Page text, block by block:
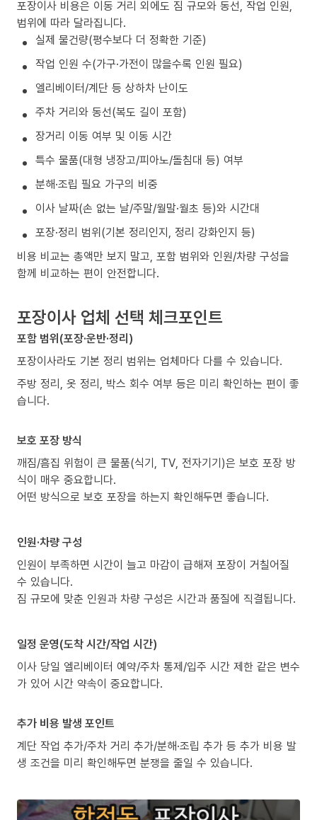
포장이사 비용은 이동 거리 외에도 짐 규모와 동선, 작업 인원,
범위에 따라 달라집니다.
실제 물건량(평수보다 더 정확한 기준)
작업 인원 수(가구·가전이 많을수록 인원 필요)
엘리베이터/계단 등 상하차 난이도
주차 거리와 동선(복도 길이 포함)
장거리 이동 여부 및 이동 시간
특수 물품(대형 냉장고/피아노/돌침대 등) 여부
분해·조립 필요 가구의 비중
이사 날짜(손 없는 날/주말/월말·월초 등)와 시간대
포장·정리 범위(기본 정리인지, 정리 강화인지 등)
비용 비교는 총액만 보지 말고, 포함 범위와 인원/차량 구성을
함께 비교하는 편이 안전합니다.
포장이사 업체 선택 체크포인트
포함 범위(포장·운반·정리)
포장이사라도 기본 정리 범위는 업체마다 다를 수 있습니다.
주방 정리, 옷 정리, 박스 회수 여부 등은 미리 확인하는 편이 좋
습니다.
보호 포장 방식
깨짐/흠집 위험이 큰 물품(식기, TV, 전자기기)은 보호 포장 방
식이 매우 중요합니다.
어떤 방식으로 보호 포장을 하는지 확인해두면 좋습니다.
인원·차량 구성
인원이 부족하면 시간이 늘고 마감이 급해져 포장이 거칠어질
수 있습니다.
짐 규모에 맞춘 인원과 차량 구성은 시간과 품질에 직결됩니다.
일정 운영(도착 시간/작업 시간)
이사 당일 엘리베이터 예약/주차 통제/입주 시간 제한 같은 변수
가 있어 시간 약속이 중요합니다.
추가 비용 발생 포인트
계단 작업 추가/주차 거리 추가/분해·조립 추가 등 추가 비용 발
생 조건을 미리 확인해두면 분쟁을 줄일 수 있습니다.